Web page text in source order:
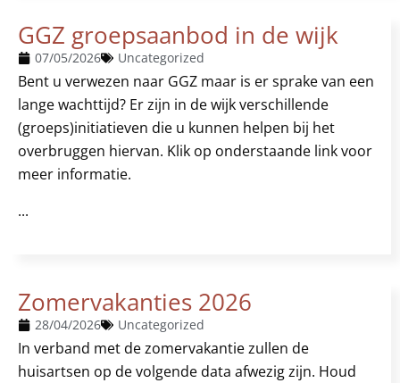
GGZ groepsaanbod in de wijk
07/05/2026 Uncategorized
Bent u verwezen naar GGZ maar is er sprake van een
lange wachttijd? Er zijn in de wijk verschillende
(groeps)initiatieven die u kunnen helpen bij het
overbruggen hiervan. Klik op onderstaande link voor
meer informatie.
...
Zomervakanties 2026
28/04/2026 Uncategorized
In verband met de zomervakantie zullen de
huisartsen op de volgende data afwezig zijn. Houd